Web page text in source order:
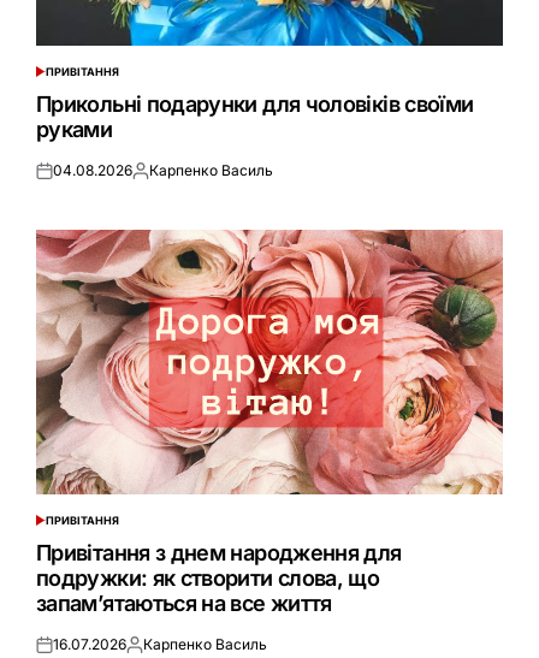
ОПУБЛІКУВАТИ
У
ПРИВІТАННЯ
Прикольні подарунки для чоловіків своїми
руками
Оприлюднено
04.08.2026Опубліковано
Карпенко Василь
ОПУБЛІКУВАТИ
У
ПРИВІТАННЯ
Привітання з днем народження для
подружки: як створити слова, що
запам’ятаються на все життя
Оприлюднено
16.07.2026Опубліковано
Карпенко Василь